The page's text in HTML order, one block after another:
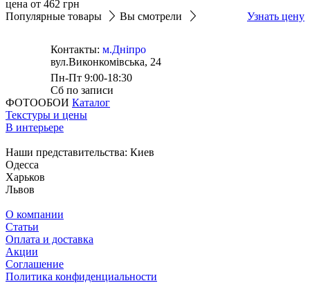
цена от 462 грн
Узнать цену
Популярные товары Вы смотрели
Контакты: м.Дніпро
вул.Виконкомівська, 24
Пн-Пт 9:00-18:30
Сб по записи
ФОТООБОИ Каталог
Текстуры и цены
В интерьере
Наши представительства: Киев
Одесса
Харьков
Львов
О компании
Статьи
Оплата и доставка
Акции
Соглашение
Политика конфиденциальности